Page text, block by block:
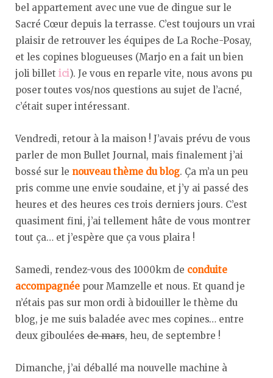
bel appartement avec une vue de dingue sur le
Sacré Cœur depuis la terrasse. C’est toujours un vrai
plaisir de retrouver les équipes de La Roche-Posay,
et les copines blogueuses (Marjo en a fait un bien
joli billet ici). Je vous en reparle vite, nous avons pu
poser toutes vos/nos questions au sujet de l’acné,
c’était super intéressant.
Vendredi, retour à la maison ! J’avais prévu de vous
parler de mon Bullet Journal, mais finalement j’ai
bossé sur le nouveau thème du blog. Ça m’a un peu
pris comme une envie soudaine, et j’y ai passé des
heures et des heures ces trois derniers jours. C’est
quasiment fini, j’ai tellement hâte de vous montrer
tout ça… et j’espère que ça vous plaira !
Samedi, rendez-vous des 1000km de conduite
accompagnée pour Mamzelle et nous. Et quand je
n’étais pas sur mon ordi à bidouiller le thème du
blog, je me suis baladée avec mes copines… entre
deux giboulées de mars, heu, de septembre !
Dimanche, j’ai déballé ma nouvelle machine à